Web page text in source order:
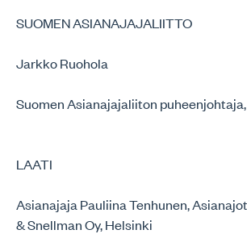
SUOMEN ASIANAJAJALIITTO
Jarkko Ruohola
Suomen Asianajajaliiton
LAATI
Asianajaja Pauliina Tenhunen,
& Snellman Oy, Helsinki